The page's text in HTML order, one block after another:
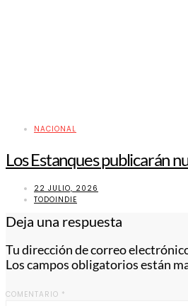
NACIONAL
Los Estanques publicarán
22 JULIO, 2026
TODOINDIE
Deja una respuesta
Tu dirección de correo
Los campos obligatorios están
COMENTARIO *